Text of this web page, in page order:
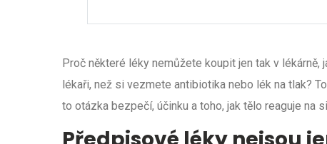
Proč některé léky nemůžete koupit jen tak v
lékaři, než si vezmete antibiotika nebo lék na tlak?
to otázka bezpečí, účinku a toho, jak tělo reaguje na